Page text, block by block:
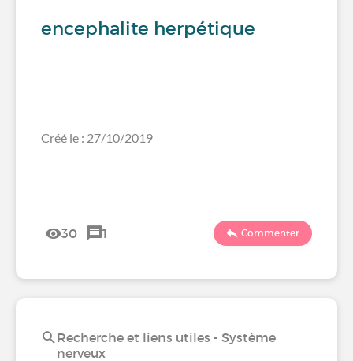
encephalite herpétique
Créé le : 27/10/2019
30 1 Commenter
Recherche et liens utiles - Système
nerveux